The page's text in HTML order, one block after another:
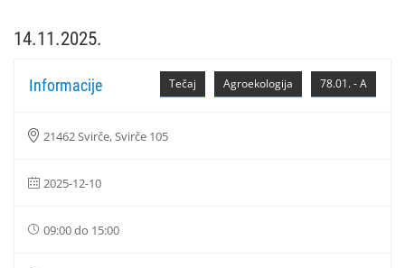
14.11.2025.
78.01. - A
Agroekologija
Tečaj
Informacije
21462 Svirče, Svirče 105
2025-12-10
09:00 do 15:00